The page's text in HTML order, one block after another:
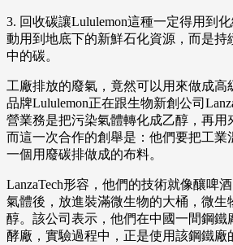
3. 回收碳讓Lululemon這種一定得用到
動用到地底下的新鮮石化資源，而是持
中的碳。
工廠排放的廢氣，竟然可以用來做成高
品牌Lululemon正在跟生物新創公司
營業務是把污染氣體轉化成乙醇，再用
而這一次合作的創舉是：他們要把工業
一個用廢碳排做成的布料。
LanzaTech形容，他們的技術就像釀啤
氣體後，放進裝滿微生物的大桶，微生
醇。該公司表示，他們在中國一間鋼鐵
酵廠，實驗過程中，正是使用該鋼鐵廠